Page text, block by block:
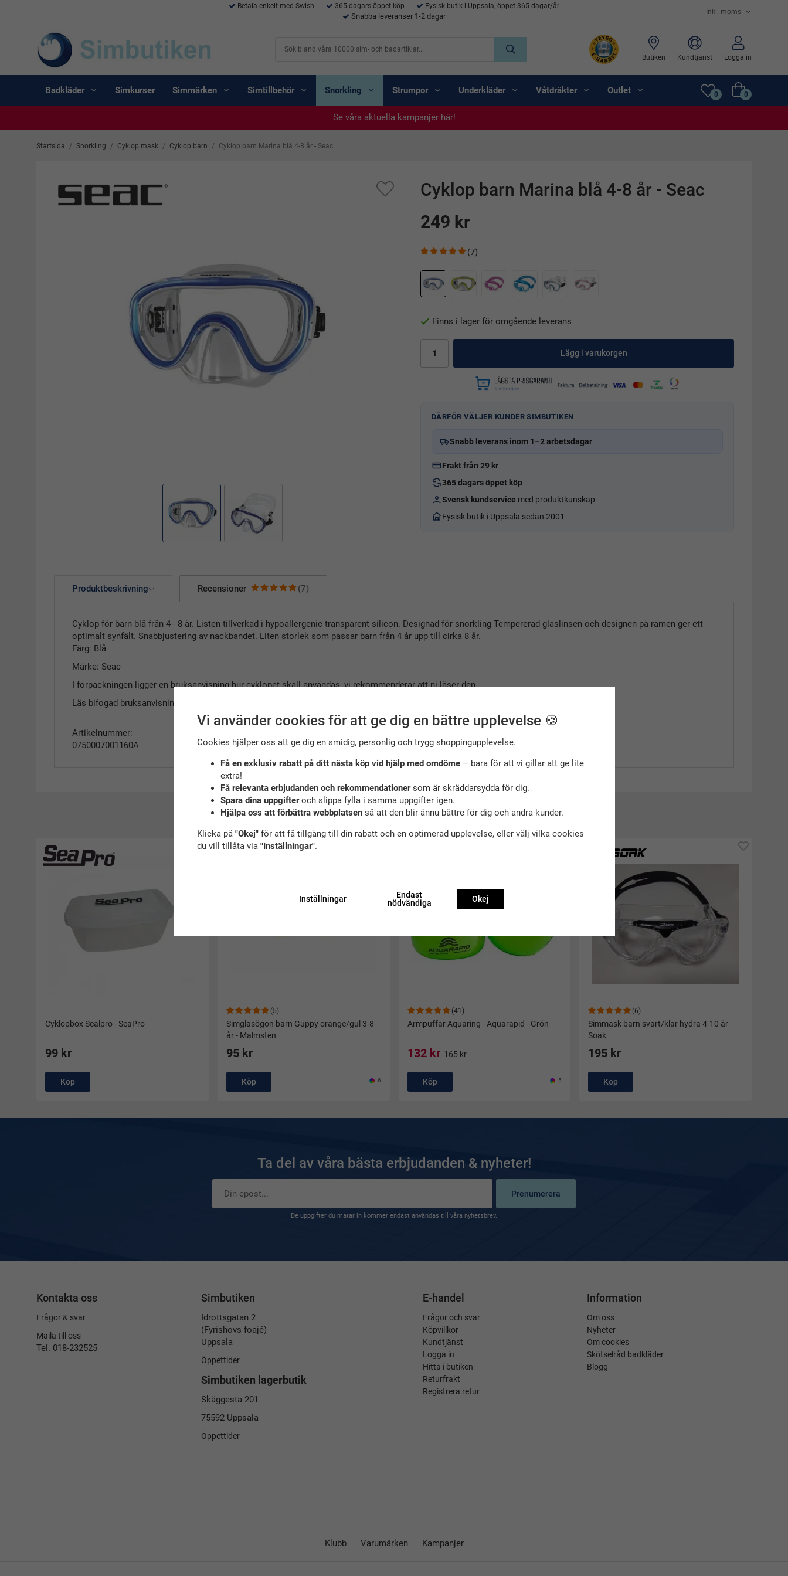
Betala enkelt med Swish 365 dagars öppet köp Fysisk butik i Uppsala, öppet 365 dagar/år
Snabba leveranser 1-2 dagar
Butiken Kundtjänst Logga in
Badkläder Simkurser Simmärken Simtillbehör Snorkling Strumpor Underkläder Våtdräkter Outlet 0 0
Se våra aktuella kampanjer här!
Se våra aktuella kampanjer här!
Se våra aktuella kampanjer här!
Se våra aktuella kampanjer här!
Startsida / Snorkling / Cyklop mask / Cyklop barn / Cyklop barn Marina blå 4-8 år - Seac
Cyklop barn Marina blå 4-8 år - Seac
249 kr
(7)
Finns i lager för omgående leverans
Lägg i varukorgen
DÄRFÖR VÄLJER KUNDER SIMBUTIKEN
Snabb leverans inom 1–2 arbetsdagar
Frakt från 29 kr
365 dagars öppet köp
Svensk kundservice med produktkunskap
Fysisk butik i Uppsala sedan 2001
Produktbeskrivning Recensioner (7)
Cyklop för barn blå från 4 - 8 år. Listen tillverkad i hypoallergenic transparent silicon. Designad för snorkling Tempererad glaslinsen och designen på ramen ger ett
optimalt synfält. Snabbjustering av nackbandet. Liten storlek som passar barn från 4 år upp till cirka 8 år.
Färg: Blå
Märke: Seac
I förpackningen ligger en bruksanvisning hur cyklopet skall användas, vi rekommenderar att ni läser den.
Läs bifogad bruksanvisning innan ni börjar avända cyklo Marina.
Artikelnummer:
0750007001160A
Rekommenderade tillbehör till denna produkt
Cyklopbox Sealpro - SeaPro
99 kr
Köp
(5)
Simglasögon barn Guppy orange/gul 3-8
år - Malmsten
Åter i lager
95 kr
Köp 6
(41)
Armpuffar Aquaring - Aquarapid - Grön
132 kr 165 kr
Köp 5
(6)
Simmask barn svart/klar hydra 4-10 år -
Soak
195 kr
Köp
Ta del av våra bästa erbjudanden & nyheter!
Prenumerera
De uppgifter du matar in kommer endast användas till våra nyhetsbrev.
Kontakta oss
Frågor & svar
Maila till oss
Tel. 018-232525
Simbutiken
Idrottsgatan 2
(Fyrishovs foajé)
Uppsala
Öppettider
Simbutiken lagerbutik
Skäggesta 201
75592 Uppsala
Öppettider
E-handel
Frågor och svar
Köpvillkor
Kundtjänst
Logga in
Hitta i butiken
Returfrakt
Registrera retur
Information
Om oss
Nyheter
Om cookies
Skötselråd badkläder
Blogg
Klubb Varumärken Kampanjer
Vi använder cookies för att ge dig en bättre upplevelse 🍪
Cookies hjälper oss att ge dig en smidig, personlig och trygg shoppingupplevelse.
Få en exklusiv rabatt på ditt nästa köp vid hjälp med omdöme– bara för att vi gillar att ge lite
extra!
Få relevanta erbjudanden och rekommendationersom är skräddarsydda för dig.
Spara dina uppgifteroch slippa fylla i samma uppgifter igen.
Hjälpa oss att förbättra webbplatsenså att den blir ännu bättre för dig och andra kunder.
Klicka på "Okej"för att få tillgång till din rabatt och en optimerad upplevelse, eller välj vilka cookies
du vill tillåta via "Inställningar".
Inställningar
Endast
nödvändiga
Okej